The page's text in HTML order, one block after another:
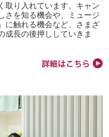
取り入れています。キャン
さを知る機会や、ミュージ
に触れる機会など、さまざ
成長の後押ししていきま